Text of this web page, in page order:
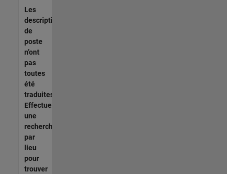
Les
descriptions
de
poste
n’ont
pas
toutes
été
traduites.
Effectuez
une
recherche
par
lieu
pour
trouver